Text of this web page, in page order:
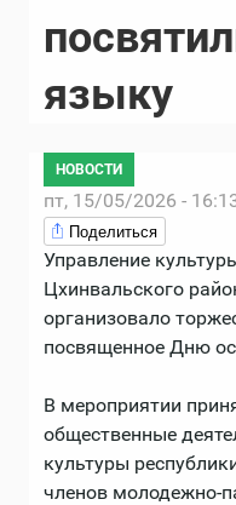
языку
НОВОСТИ
пт, 15/05/2026 -
Поделиться
Управление
Цхинвальского
организовало
посвященное Дню
В мероприятии
общественные
культуры
членов молодежно-